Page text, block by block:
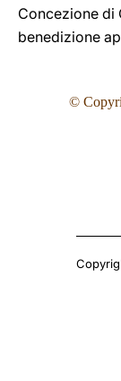
Concezione di
benedizione
©